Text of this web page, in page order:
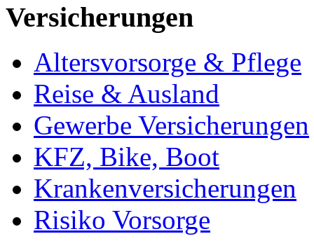
Versicherungen
Altersvorsorge & Pflege
Reise & Ausland
Gewerbe Versicherungen
KFZ, Bike, Boot
Krankenversicherungen
Risiko Vorsorge